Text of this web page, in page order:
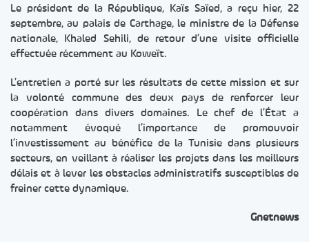
Le président de la République, Kaïs Saïed, a reçu hier, 22
septembre, au palais de Carthage, le ministre de la Défense
nationale, Khaled Sehili, de retour d’une visite officielle
effectuée récemment au Koweït.
L’entretien a porté sur les résultats de cette mission et sur
la volonté commune des deux pays de renforcer leur
coopération dans divers domaines. Le chef de l’État a
notamment évoqué l’importance de promouvoir
l’investissement au bénéfice de la Tunisie dans plusieurs
secteurs, en veillant à réaliser les projets dans les meilleurs
délais et à lever les obstacles administratifs susceptibles de
freiner cette dynamique.
Gnetnews